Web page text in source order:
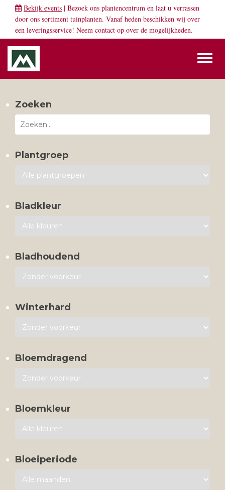
Bekijk events | Bezoek ons plantencentrum en laat u verrassen
door ons sortiment tuinplanten. Vanaf heden beschikken wij over
een leveringsservice! Neem contact op over de mogelijkheden.
Zoeken
Plantgroep
Bladkleur
Bladhoudend
Winterhard
Bloemdragend
Bloemkleur
Bloeiperiode